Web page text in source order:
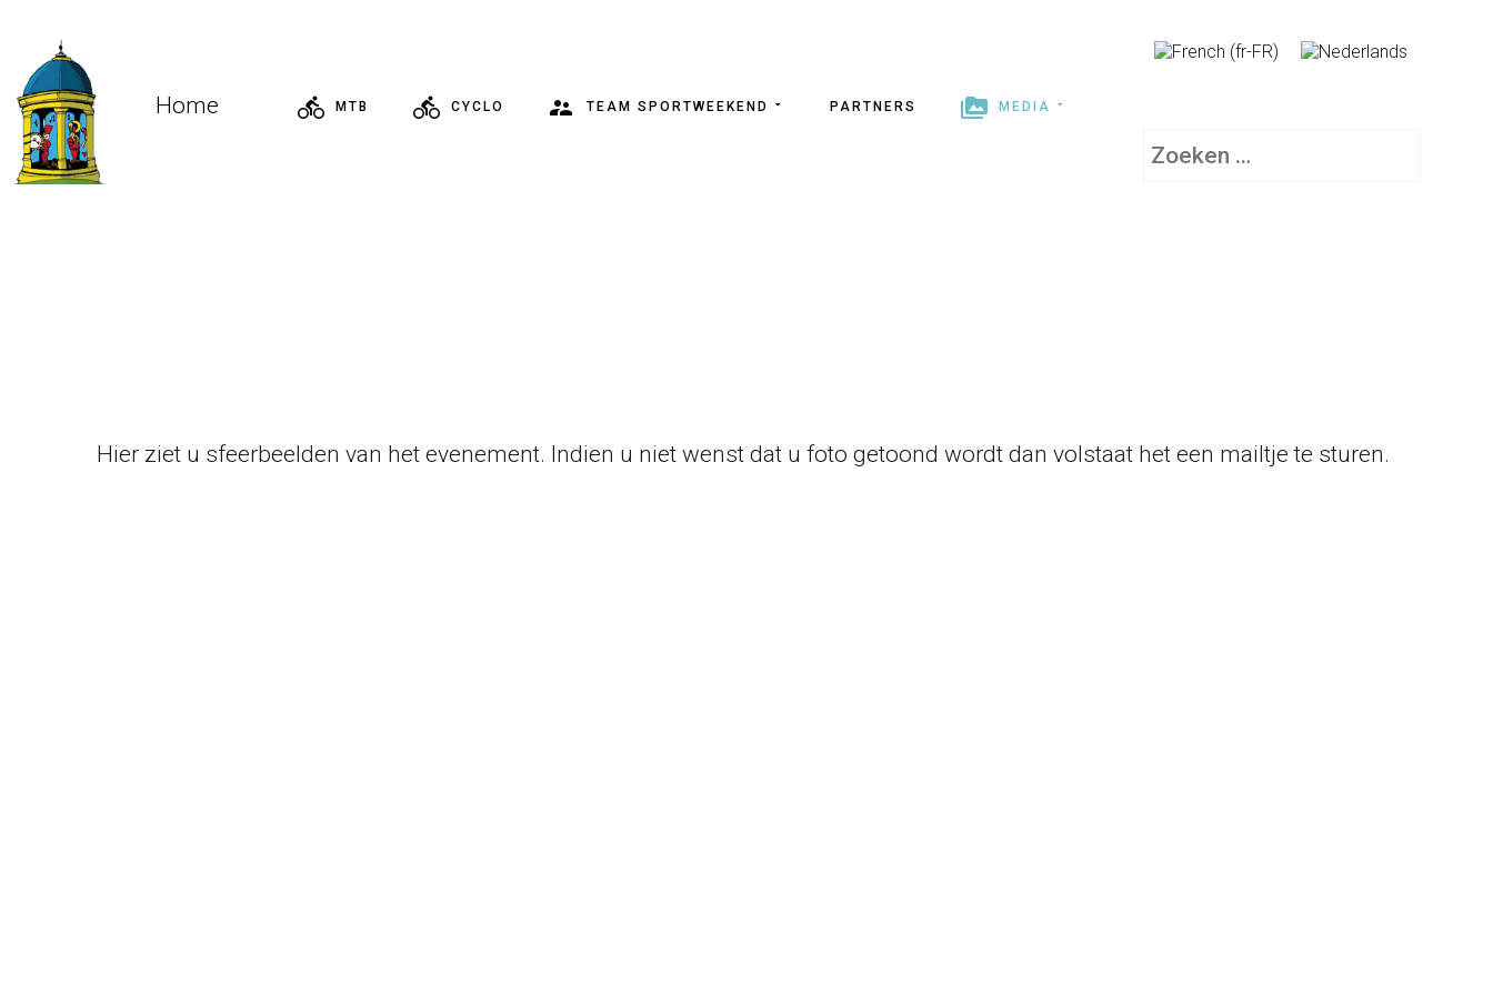
Home MTB CYCLO TEAM SPORTWEEKEND PARTNERS MEDIA
Zoeken
Hier ziet u sfeerbeelden van het evenement. Indien u niet wenst dat u foto getoond wordt dan volstaat het een mailtje te sturen.